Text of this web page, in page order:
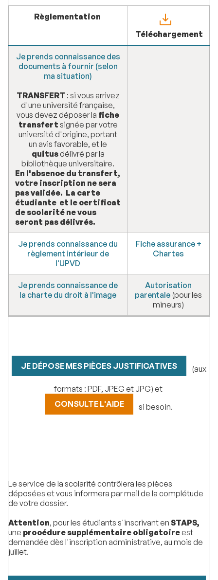
Règlementation
Téléchargement
Je prends connaissance des
documents à fournir (selon
ma situation)
TRANSFERT : si vous arrivez
d'une université française,
vous devez déposer la fiche
transfert signée par votre
université d'origine, portant
un avis favorable, et le
quitusdélivré par la
bibliothèque universitaire.
En l'absence du transfert,
votre inscription ne sera
pas validée. La carte
étudiante et le certificat
de scolarité ne vous
seront pas délivrés.
Je prends connaissance du
règlement intérieur de
l'UPVD
Fiche assurance +
Chartes
Je prends connaissance de
la charte du droit à l'image
Autorisation
parentale (pour les
mineurs)
JE DÉPOSE MES PIÈCES JUSTIFICATIVES (aux
formats : PDF, JPEG et JPG) et
CONSULTE L'AIDE
si besoin.
Le service de la scolarité contrôlera les pièces
déposées et vous informera par mail de la complétude
de votre dossier.
Attention, pour les étudiants s'inscrivant en STAPS,
une procéduresupplémentaire obligatoireest
demandée dès l'inscription administrative, au mois de
juillet.